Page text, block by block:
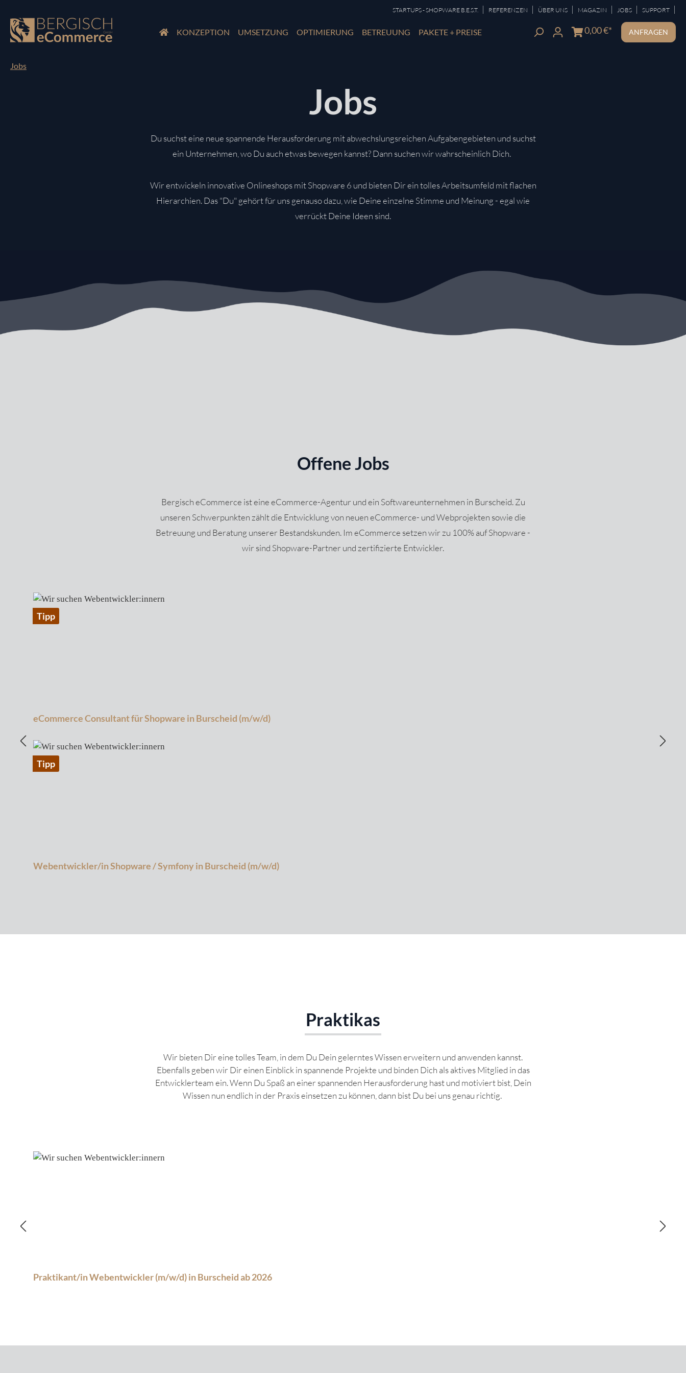
STARTUPS - SHOPWARE B.E.S.T. | REFERENZEN | ÜBER UNS | MAGAZIN | JOBS | SUPPORT |
KONZEPTION UMSETZUNG OPTIMIERUNG BETREUUNG PAKETE + PREISE 0,00 €* ANFRAGEN
Jobs
Jobs
Du suchst eine neue spannende Herausforderung mit abwechslungsreichen Aufgabengebieten und suchst
ein Unternehmen, wo Du auch etwas bewegen kannst? Dann suchen wir wahrscheinlich Dich.
Wir entwickeln innovative Onlineshops mit Shopware 6 und bieten Dir ein tolles Arbeitsumfeld mit flachen
Hierarchien. Das "Du" gehört für uns genauso dazu, wie Deine einzelne Stimme und Meinung - egal wie
verrückt Deine Ideen sind.
Offene Jobs
Bergisch eCommerce ist eine eCommerce-Agentur und ein Softwareunternehmen in Burscheid. Zu
unseren Schwerpunkten zählt die Entwicklung von neuen eCommerce- und Webprojekten sowie die
Betreuung und Beratung unserer Bestandskunden. Im eCommerce setzen wir zu 100% auf Shopware -
wir sind Shopware-Partner und zertifizierte Entwickler.
Produktgalerie überspringen
Tipp
eCommerce Consultant für Shopware in Burscheid (m/w/d)
Tipp
Webentwickler/in Shopware / Symfony in Burscheid (m/w/d)
Praktikas
Wir bieten Dir eine tolles Team, in dem Du Dein gelerntes Wissen erweitern und anwenden kannst.
Ebenfalls geben wir Dir einen Einblick in spannende Projekte und binden Dich als aktives Mitglied in das
Entwicklerteam ein. Wenn Du Spaß an einer spannenden Herausforderung hast und motiviert bist, Dein
Wissen nun endlich in der Praxis einsetzen zu können, dann bist Du bei uns genau richtig.
Produktgalerie überspringen
Praktikant/in Webentwickler (m/w/d) in Burscheid ab 2026